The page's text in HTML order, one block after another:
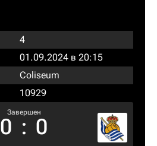
4
01.09.2024 в 20:15
Coliseum
10929
Завершен
0 : 0